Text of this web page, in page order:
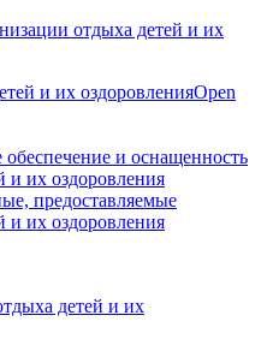
отдыха детей и их
и их оздоровленияOpen
и оснащенность
и их оздоровления
предоставляемые
и их оздоровления
детей и их